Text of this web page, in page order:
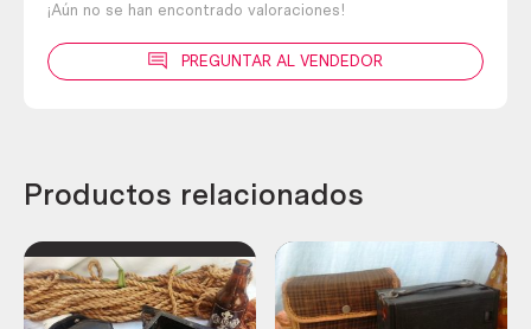
¡Aún no se han encontrado valoraciones!
PREGUNTAR AL VENDEDOR
Productos relacionados